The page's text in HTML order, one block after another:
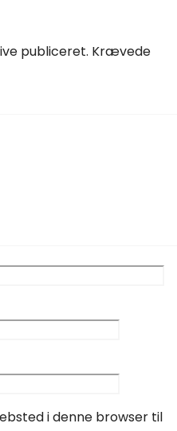
publiceret. Krævede
i denne browser til